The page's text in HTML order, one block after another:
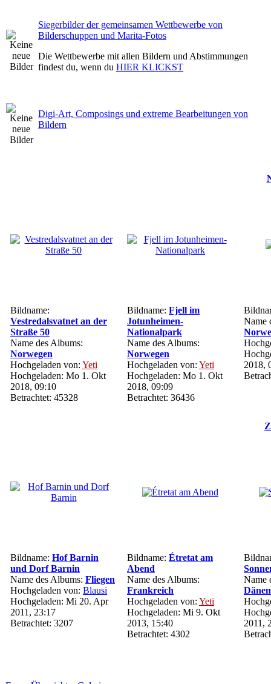
Siegerbilder der gemeinsamen Wettbewerbe von
Bilderschuppen und Marita-Fotos
Die Wettbewerbe mit allen Bildern und Abstimmungen
findest du, wenn du HIER KLICKST
Digi-Art, Composings und extreme Bearbeitungen von
Bildern
Bildname:
Vestredalsvatnet an der
Straße 50
Name des Albums:
Norwegen
Hochgeladen von: Yeti
Hochgeladen: Mo 1. Okt
2018, 09:10
Betrachtet: 45328
Bildname: Fjell im
Jotunheimen-
Nationalpark
Name des Albums:
Norwegen
Hochgeladen von: Yeti
Hochgeladen: Mo 1. Okt
2018, 09:09
Betrachtet: 36436
Name
2018,
Bildname: Hof Barnin
und Dorf Barnin
Name des Albums: Fliegen
Hochgeladen von: Blausi
Hochgeladen: Mi 20. Apr
2011, 23:17
Betrachtet: 3207
Bildname: Étretat am
Abend
Name des Albums:
Frankreich
Hochgeladen von: Yeti
Hochgeladen: Mi 9. Okt
2013, 15:40
Betrachtet: 4302
Name
2011,